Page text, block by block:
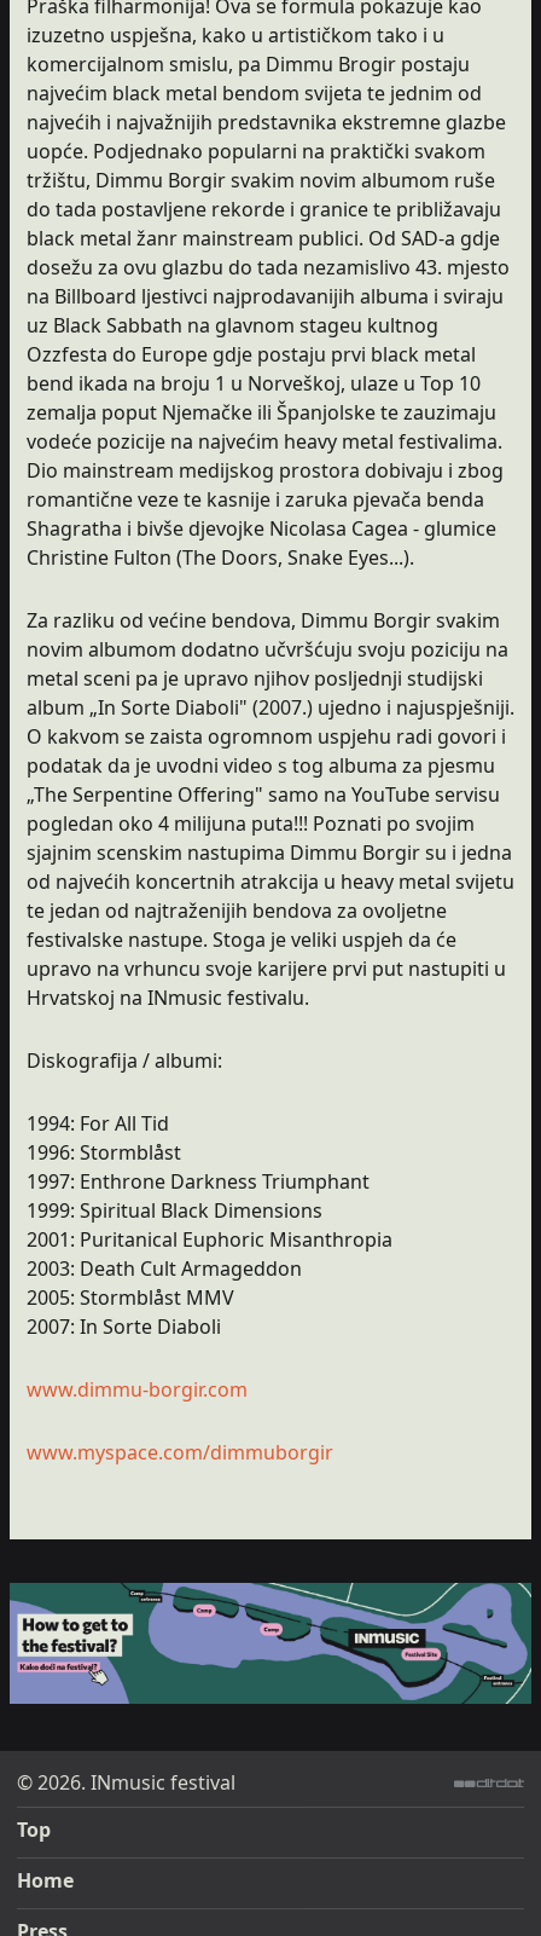
Praška filharmonija! Ova se formula pokazuje kao
izuzetno uspješna, kako u artističkom tako i u
komercijalnom smislu, pa Dimmu Brogir postaju
najvećim black metal bendom svijeta te jednim od
najvećih i najvažnijih predstavnika ekstremne glazbe
uopće. Podjednako popularni na praktički svakom
tržištu, Dimmu Borgir svakim novim albumom ruše
do tada postavljene rekorde i granice te približavaju
black metal žanr mainstream publici. Od SAD-a gdje
dosežu za ovu glazbu do tada nezamislivo 43. mjesto
na Billboard ljestivci najprodavanijih albuma i sviraju
uz Black Sabbath na glavnom stageu kultnog
Ozzfesta do Europe gdje postaju prvi black metal
bend ikada na broju 1 u Norveškoj, ulaze u Top 10
zemalja poput Njemačke ili Španjolske te zauzimaju
vodeće pozicije na najvećim heavy metal festivalima.
Dio mainstream medijskog prostora dobivaju i zbog
romantične veze te kasnije i zaruka pjevača benda
Shagratha i bivše djevojke Nicolasa Cagea - glumice
Christine Fulton (The Doors, Snake Eyes...).
Za razliku od većine bendova, Dimmu Borgir svakim
novim albumom dodatno učvršćuju svoju poziciju na
metal sceni pa je upravo njihov posljednji studijski
album „In Sorte Diaboli" (2007.) ujedno i najuspješniji.
O kakvom se zaista ogromnom uspjehu radi govori i
podatak da je uvodni video s tog albuma za pjesmu
„The Serpentine Offering" samo na YouTube servisu
pogledan oko 4 milijuna puta!!! Poznati po svojim
sjajnim scenskim nastupima Dimmu Borgir su i jedna
od najvećih koncertnih atrakcija u heavy metal svijetu
te jedan od najtraženijih bendova za ovoljetne
festivalske nastupe. Stoga je veliki uspjeh da će
upravo na vrhuncu svoje karijere prvi put nastupiti u
Hrvatskoj na INmusic festivalu.
Diskografija / albumi:
1994: For All Tid
1996: Stormblåst
1997: Enthrone Darkness Triumphant
1999: Spiritual Black Dimensions
2001: Puritanical Euphoric Misanthropia
2003: Death Cult Armageddon
2005: Stormblåst MMV
2007: In Sorte Diaboli
www.dimmu-borgir.com
www.myspace.com/dimmuborgir
© 2026. INmusic festival
Top
Home
ditdot web design & development